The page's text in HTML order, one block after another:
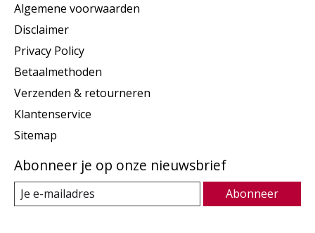
Algemene voorwaarden
Disclaimer
Privacy Policy
Betaalmethoden
Verzenden & retourneren
Klantenservice
Sitemap
Abonneer je op onze nieuwsbrief
Abonneer